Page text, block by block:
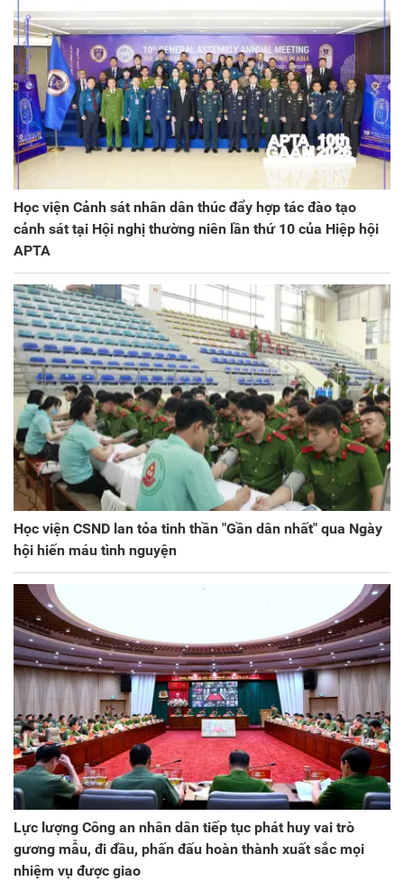
Học viện Cảnh sát nhân dân thúc đẩy hợp tác đào tạo
cảnh sát tại Hội nghị thường niên lần thứ 10 của Hiệp hội
APTA
Học viện CSND lan tỏa tinh thần "Gần dân nhất" qua Ngày
hội hiến máu tình nguyện
Lực lượng Công an nhân dân tiếp tục phát huy vai trò
gương mẫu, đi đầu, phấn đấu hoàn thành xuất sắc mọi
nhiệm vụ được giao